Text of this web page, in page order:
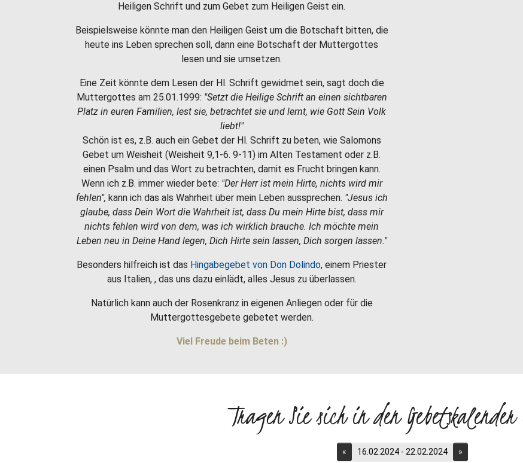
Heiligen Schrift und zum Gebet zum Heiligen Geist ein.
Beispielsweise könnte man den Heiligen Geist um die Botschaft bitten, die
heute ins Leben sprechen soll, dann eine Botschaft der Muttergottes
lesen und sie umsetzen.
Eine Zeit könnte dem Lesen der Hl. Schrift gewidmet sein, sagt doch die
Muttergottes am 25.01.1999: "Setzt die Heilige Schrift an einen sichtbaren
Platz in euren Familien, lest sie, betrachtet sie und lernt, wie Gott Sein Volk
liebt!"
Schön ist es, z.B. auch ein Gebet der Hl. Schrift zu beten, wie Salomons
Gebet um Weisheit (Weisheit 9,1-6. 9-11) im Alten Testament oder z.B.
einen Psalm und das Wort zu betrachten, damit es Frucht bringen kann.
Wenn ich z.B. immer wieder bete: "Der Herr ist mein Hirte, nichts wird mir
fehlen", kann ich das als Wahrheit über mein Leben aussprechen. "Jesus ich
glaube, dass Dein Wort die Wahrheit ist, dass Du mein Hirte bist, dass mir
nichts fehlen wird von dem, was ich wirklich brauche. Ich möchte mein
Leben neu in Deine Hand legen, Dich Hirte sein lassen, Dich sorgen lassen."
Besonders hilfreich ist das Hingabegebet von Don Dolindo, einem Priester
aus Italien, , das uns dazu einlädt, alles Jesus zu überlassen.
Natürlich kann auch der Rosenkranz in eigenen Anliegen oder für die
Muttergottesgebete gebetet werden.
Viel Freude beim Beten :)
Tragen Sie sich in den
« 16.02.2024 - 22.02.2024 »